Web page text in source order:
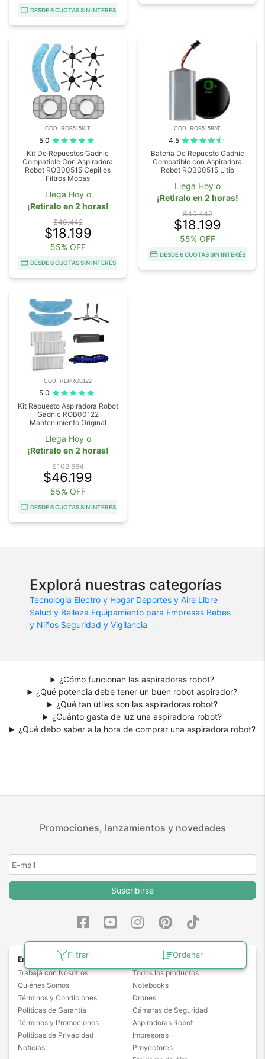
Filtrar Ordenar
DESDE 6 CUOTAS SIN INTERÉS
COD. ROB515KIT
5.0
Kit De Repuestos Gadnic
Compatible Con Aspiradora
Robot ROB00515 Cepillos
Filtros Mopas
Llega Hoy o
¡Retiralo en 2 horas!
$40.442
$18.199
55% OFF
DESDE 6 CUOTAS SIN INTERÉS
COD. ROB515BAT
4.5
Bateria De Repuesto Gadnic
Compatible con Aspiradora
Robot ROB00515 Litio
Llega Hoy o
¡Retiralo en 2 horas!
$40.442
$18.199
55% OFF
DESDE 6 CUOTAS SIN INTERÉS
COD. REPROB122
5.0
Kit Repuesto Aspiradora Robot
Gadnic ROB00122
Mantenimiento Original
Llega Hoy o
¡Retiralo en 2 horas!
$102.664
$46.199
55% OFF
DESDE 6 CUOTAS SIN INTERÉS
Explorá nuestras categorías
Tecnologia Electro y Hogar Deportes y Aire Libre
Salud y Belleza Equipamiento para Empresas Bebes
y Niños Seguridad y Vigilancia
¿Cómo funcionan las aspiradoras robot?
¿Qué potencia debe tener un buen robot aspirador?
¿Qué tan útiles son las aspiradoras robot?
¿Cuánto gasta de luz una aspiradora robot?
¿Qué debo saber a la hora de comprar una aspiradora robot?
Promociones, lanzamientos y novedades
Suscribirse
Empresa
Trabajá con Nosotros
Quiénes Somos
Términos y Condiciones
Políticas de Garantía
Términos y Promociones
Políticas de Privacidad
Noticias
Categorías
Todos los productos
Notebooks
Drones
Cámaras de Seguridad
Aspiradoras Robot
Impresoras
Proyectores